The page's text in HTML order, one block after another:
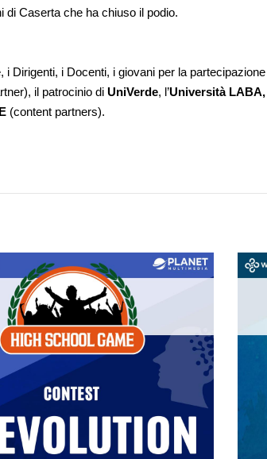
di Caserta che ha chiuso il podio.
Dirigenti, i Docenti, i giovani per la
il patrocinio di UniVerde, l’Università
(content partners).